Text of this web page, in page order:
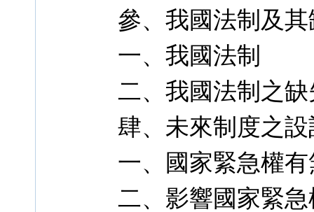
參、我國法制及
一、我國法制
二、我國法制之缺
肆、未來制度之設
一、國家緊急權
二、影響國家緊